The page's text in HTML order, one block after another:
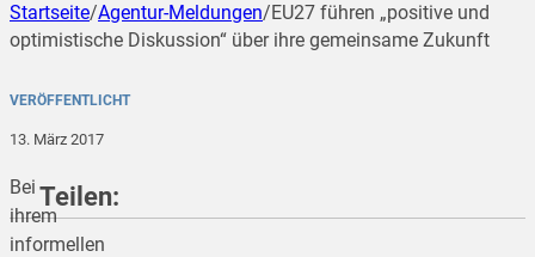
Startseite/Agentur-Meldungen/EU27 führen „positive und
optimistische Diskussion“ über ihre gemeinsame Zukunft
VERÖFFENTLICHT
13. März 2017
Bei
ihrem
informellen
Teilen: